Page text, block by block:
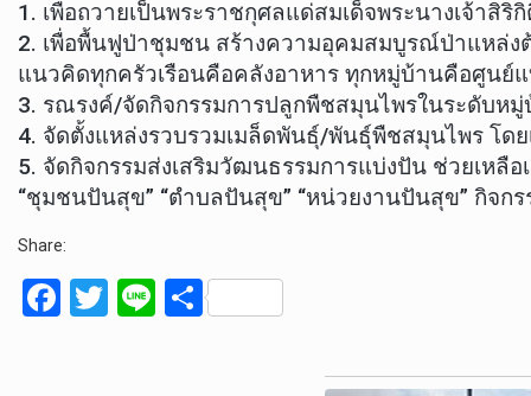
1. เพื่อถวายเป็นพระราชกุศลแด่สมเด็จพระนางเจ้า
2. เพื่อพื้นฟูป่าชุมชน สร้างความอุคมสมบูรณ์ป่าแหล่ง
แนวคิดทุกครัวเรือนคือคลังอาหาร ทุกหมู่บ้านคือศูนย์
3. รณรงค์/จัดกิจกรรมการปลูกพืชสมุนไพรในระดับห
4. จัดตั้งแหล่งรวบรวมเมล็ดพันธุ์/พันธุ์พืชสมุนไพร โด
5. จัดกิจกรรมส่งเสริมวัฒนธรรมการแบ่งปัน ช่วยเหลื
“ชุมชนปันสุข” “ตำบลปันสุข” “หน่วยงานปันสุข” กิจก
Share:
F
T
Li S